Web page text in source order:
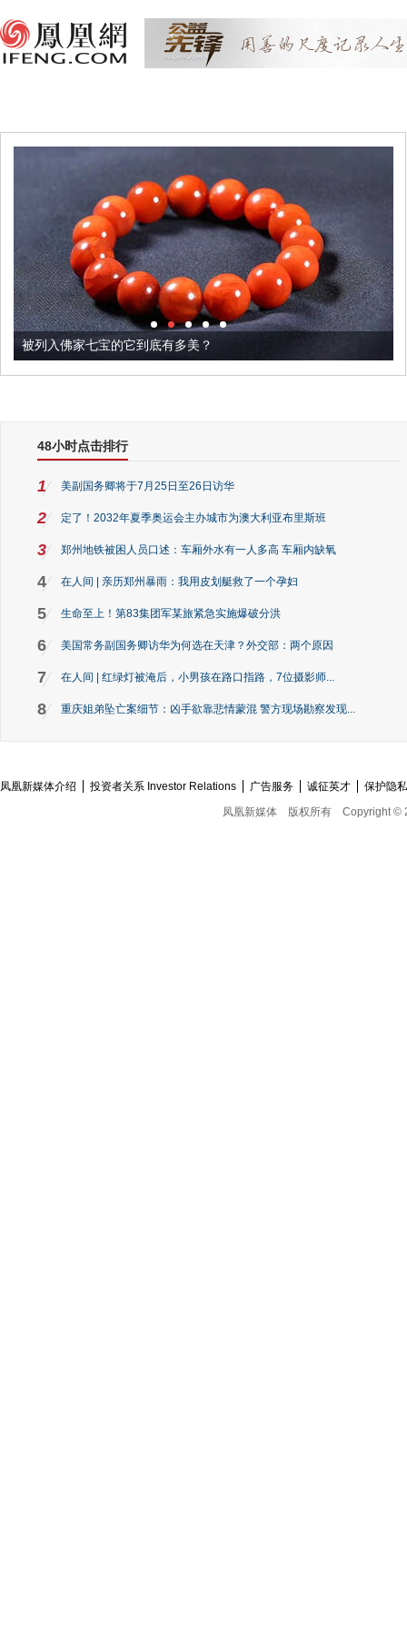
被列入佛家七宝的它到底有多美？
48小时点击排行
1 美副国务卿将于7月25日至26日访华
2 定了！2032年夏季奥运会主办城市为澳大利亚布里斯班
3 郑州地铁被困人员口述：车厢外水有一人多高 车厢内缺氧
4 在人间 | 亲历郑州暴雨：我用皮划艇救了一个孕妇
5 生命至上！第83集团军某旅紧急实施爆破分洪
6 美国常务副国务卿访华为何选在天津？外交部：两个原因
7 在人间 | 红绿灯被淹后，小男孩在路口指路，7位摄影师...
8 重庆姐弟坠亡案细节：凶手欲靠悲情蒙混 警方现场勘察发现...
凤凰新媒体介绍 投资者关系 Investor Relations 广告服务 诚征英才
保护隐
凤凰新媒体
版权所有 Copyright ©